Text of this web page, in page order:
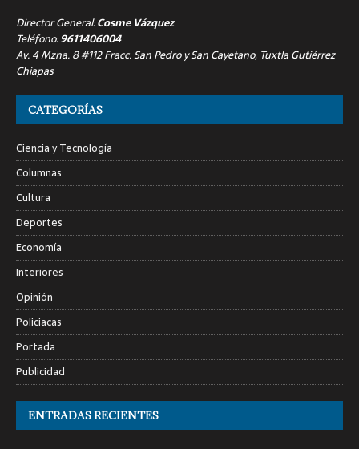
Director General:Cosme Vázquez
Teléfono:9611406004
Av. 4 Mzna. 8 #112 Fracc. San Pedro y San Cayetano, Tuxtla Gutiérrez
Chiapas
CATEGORÍAS
Ciencia y Tecnología
Columnas
Cultura
Deportes
Economía
Interiores
Opinión
Policiacas
Portada
Publicidad
ENTRADAS RECIENTES